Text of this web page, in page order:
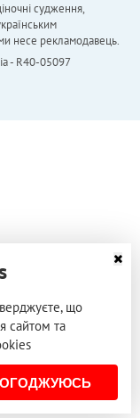
судження,
несе рекламодавець.
- R40-05097
що
сайтом та